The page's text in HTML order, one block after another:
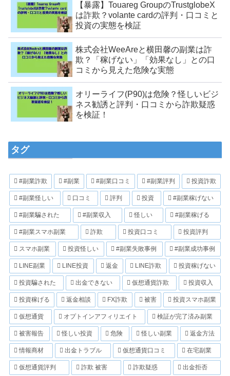
【暴露】Touareg GroupのTrustglobeX
は詐欺？volante cardの評判・口コミと
投資の実態を検証
株式会社WeeAreと横田馨の副業は詐
欺？「稼げない」「効果なし」との口
コミから見えた危険な実態
オリーライフ(P90)は危険？怪しいビジ
ネス勧誘と評判・口コミから詐欺疑惑
を検証！
タグ
#副業詐欺 #副業 #副業口コミ #副業評判 投資詐欺
#副業怪しい 口コミ 評判 投資 #副業稼げない
#副業騙された #副業収入 怪しい #副業稼げる
#副業スマホ副業 詐欺 投資口コミ 投資評判
スマホ副業 投資怪しい #副業失敗事例 #副業成功事例
LINE副業 LINE投資 返金 LINE詐欺 投資稼げない
投資騙された 出金できない 仮想通貨詐欺 投資収入
投資稼げる 返金相談 FX詐欺 被害 投資スマホ副業
仮想通貨 オプトインアフィリエイト 検証が完了済み副業
被害報告 怪しい投資 危険 怪しい副業 返金方法
情報商材 出金トラブル 仮想通貨口コミ 在宅副業
仮想通貨評判 詐欺 被害 詐欺疑惑 出金拒否